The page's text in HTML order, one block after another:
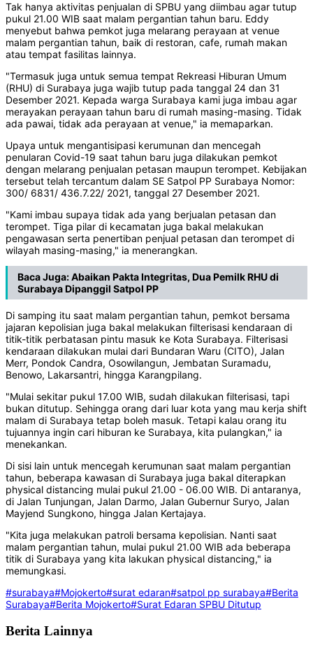
Tak hanya aktivitas penjualan di SPBU yang diimbau agar tutup
pukul 21.00 WIB saat malam pergantian tahun baru. Eddy
menyebut bahwa pemkot juga melarang perayaan at venue
malam pergantian tahun, baik di restoran, cafe, rumah makan
atau tempat fasilitas lainnya.
"Termasuk juga untuk semua tempat Rekreasi Hiburan Umum
(RHU) di Surabaya juga wajib tutup pada tanggal 24 dan 31
Desember 2021. Kepada warga Surabaya kami juga imbau agar
merayakan perayaan tahun baru di rumah masing-masing. Tidak
ada pawai, tidak ada perayaan at venue," ia memaparkan.
Upaya untuk mengantisipasi kerumunan dan mencegah
penularan Covid-19 saat tahun baru juga dilakukan pemkot
dengan melarang penjualan petasan maupun terompet. Kebijakan
tersebut telah tercantum dalam SE Satpol PP Surabaya Nomor:
300/ 6831/ 436.7.22/ 2021, tanggal 27 Desember 2021.
"Kami imbau supaya tidak ada yang berjualan petasan dan
terompet. Tiga pilar di kecamatan juga bakal melakukan
pengawasan serta penertiban penjual petasan dan terompet di
wilayah masing-masing," ia menerangkan.
Baca Juga:Abaikan Pakta Integritas, Dua Pemilk RHU di
Surabaya Dipanggil Satpol PP
Di samping itu saat malam pergantian tahun, pemkot bersama
jajaran kepolisian juga bakal melakukan filterisasi kendaraan di
titik-titik perbatasan pintu masuk ke Kota Surabaya. Filterisasi
kendaraan dilakukan mulai dari Bundaran Waru (CITO), Jalan
Merr, Pondok Candra, Osowilangun, Jembatan Suramadu,
Benowo, Lakarsantri, hingga Karangpilang.
"Mulai sekitar pukul 17.00 WIB, sudah dilakukan filterisasi, tapi
bukan ditutup. Sehingga orang dari luar kota yang mau kerja shift
malam di Surabaya tetap boleh masuk. Tetapi kalau orang itu
tujuannya ingin cari hiburan ke Surabaya, kita pulangkan," ia
menekankan.
Di sisi lain untuk mencegah kerumunan saat malam pergantian
tahun, beberapa kawasan di Surabaya juga bakal diterapkan
physical distancing mulai pukul 21.00 - 06.00 WIB. Di antaranya,
di Jalan Tunjungan, Jalan Darmo, Jalan Gubernur Suryo, Jalan
Mayjend Sungkono, hingga Jalan Kertajaya.
"Kita juga melakukan patroli bersama kepolisian. Nanti saat
malam pergantian tahun, mulai pukul 21.00 WIB ada beberapa
titik di Surabaya yang kita lakukan physical distancing," ia
memungkasi.
#surabaya#Mojokerto#surat edaran#satpol pp surabaya#Berita
Surabaya#Berita Mojokerto#Surat Edaran SPBU Ditutup
Berita Lainnya